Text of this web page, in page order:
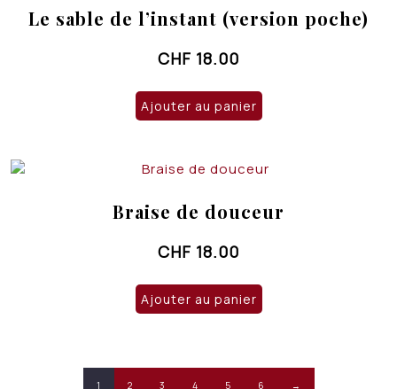
Le sable de l’instant (version poche)
CHF 18.00
Ajouter au panier
Braise de douceur
CHF 18.00
Ajouter au panier
1 2 3 4 5 6 →